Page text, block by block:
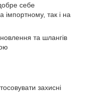
себе
імпортному, так і на
та шлангів
захисні